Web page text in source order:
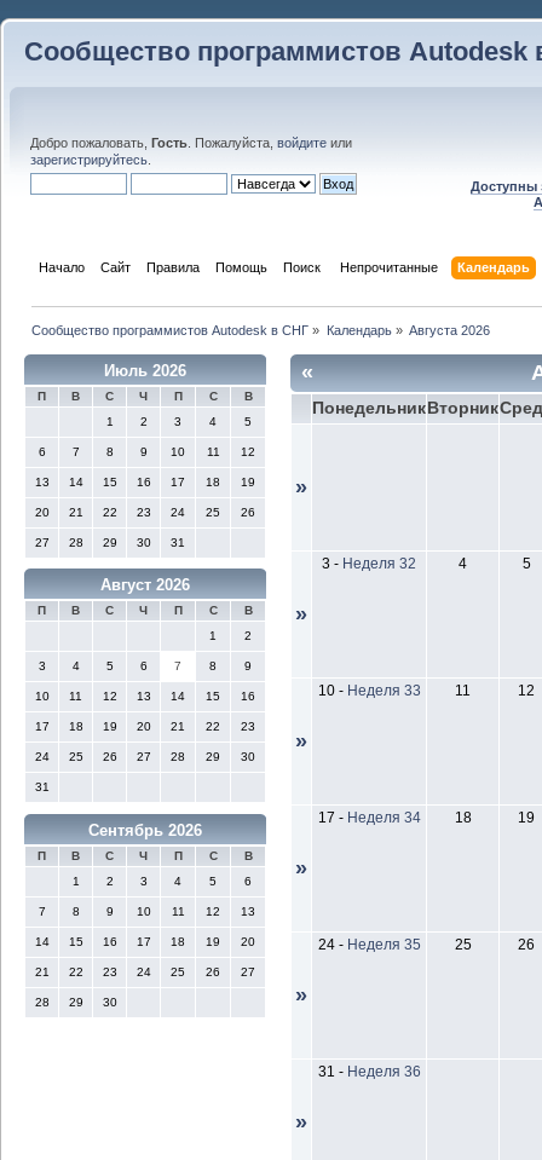
Сообщество программистов Autodesk
Добро пожаловать, Гость . Пожалуйста, войдите или
зарегистрируйтесь
Доступны
Начало Сайт Правила Помощь Поиск Непрочитанные Календарь
Сообщество программистов Autodesk в СНГ » Календарь» Августа 2026
Июль 2026
П В С Ч П С
В
1
2 3 4 5
6 7 8 9 10 11 12
13 14 15 16 17 18 19
20 21 22 23 24 25 26
27 28 29 30 31
Август 2026
П В С Ч П С
В
1
2
3 4 5 6 7 8 9
10 11 12 13 14 15 16
17 18 19 20 21 22 23
24 25 26 27 28 29 30
31
Сентябрь 2026
П В С Ч П С
В
1
2 3 4 5 6
7 8 9 10 11 12 13
14 15 16 17 18 19 20
21 22 23 24 25 26 27
28 29 30
«
ПонедельникВторник
»
»
3 - Неделя 32 4 5
»
10- Неделя 33 11 12
»
17 - Неделя 34 18 19
»
24- Неделя 35 25 26
»
31 - Неделя 36